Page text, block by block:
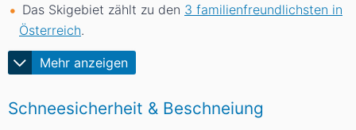
Mehr anzeigen
Das Skigebiet zählt zu den 3 familienfreundlichsten in
Österreich.
Schneesicherheit & Beschneiung